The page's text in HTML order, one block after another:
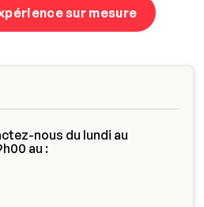
sur mesure
nous du lundi au
au :